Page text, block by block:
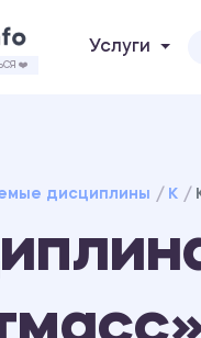
❤️
Услуги
дисциплины К